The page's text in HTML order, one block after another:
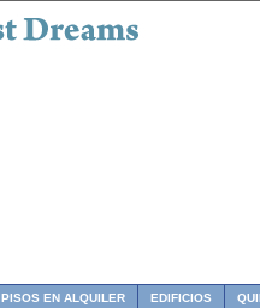
PISOS EN ALQUILER EDIFICIOS